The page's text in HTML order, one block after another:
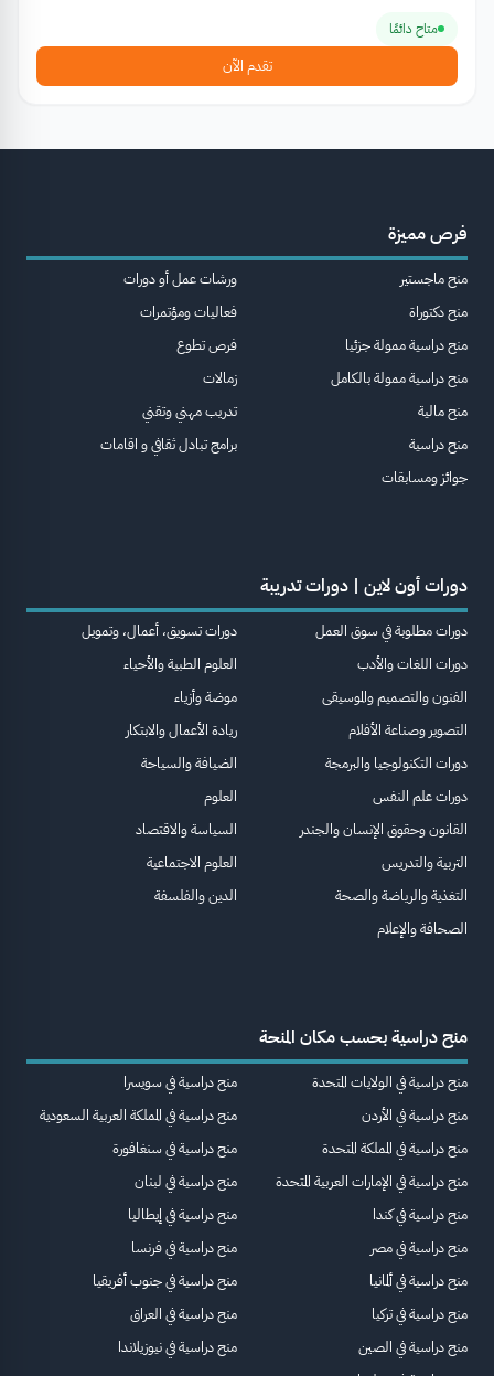
متاح دائمًا
تقدم الآن
فرص مميزة
منح ماجستير
منح دكتوراة
منح دراسية ممولة جزئيا
منح دراسية ممولة بالكامل
منح مالية
منح دراسية
جوائز ومسابقات
ورشات عمل أو دورات
فعاليات ومؤتمرات
فرص تطوع
زمالات
تدريب مهني وتقني
برامج تبادل ثقافي و اقامات
دورات أون لاين | دورات تدريبة
دورات مطلوبة في سوق العمل
دورات اللغات والأدب
الفنون والتصميم والموسيقى
التصوير وصناعة الأفلام
دورات التكنولوجيا والبرمجة
دورات علم النفس
القانون وحقوق الإنسان والجندر
التربية والتدريس
التغذية والرياضة والصحة
الصحافة والإعلام
دورات تسويق، أعمال، وتمويل
العلوم الطبية والأحياء
موضة وأزياء
ريادة الأعمال والابتكار
الضيافة والسياحة
العلوم
السياسة والاقتصاد
العلوم الاجتماعية
الدين والفلسفة
منح دراسية بحسب مكان المنحة
منح دراسية في الولايات المتحدة
منح دراسية في الأردن
منح دراسية في المملكة المتحدة
منح دراسية في الإمارات العربية المتحدة
منح دراسية في كندا
منح دراسية في مصر
منح دراسية في ألمانيا
منح دراسية في تركيا
منح دراسية في الصين
منح دراسية في سويسرا
منح دراسية في المملكة العربية السعودية
منح دراسية في سنغافورة
منح دراسية في لبنان
منح دراسية في إيطاليا
منح دراسية في فرنسا
منح دراسية في جنوب أفريقيا
منح دراسية في العراق
منح دراسية في نيوزيلاندا